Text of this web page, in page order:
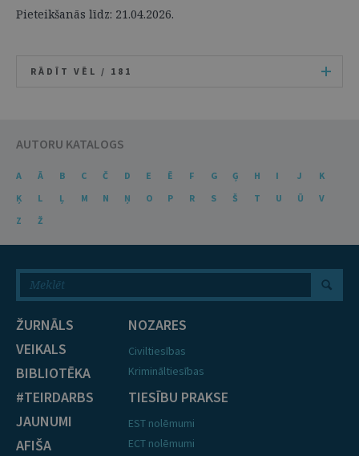
Pieteikšanās līdz: 21.04.2026.
RĀDĪT VĒL / 181
AUTORU KATALOGS
A Ā B C Č D E Ē F G Ģ H I J
K
Ķ
L Ļ M N Ņ O P R S Š T U Ū
V
Z
Ž
ŽURNĀLS
VEIKALS
BIBLIOTĒKA
#TEIRDARBS
JAUNUMI
AFIŠA
NOZARES
Civiltiesības
Krimināltiesības
TIESĪBU PRAKSE
EST nolēmumi
ECT nolēmumi